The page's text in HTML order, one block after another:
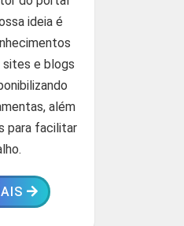
ideia é
sites e blogs
além
para facilitar